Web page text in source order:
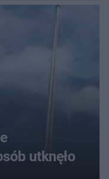
utknęło